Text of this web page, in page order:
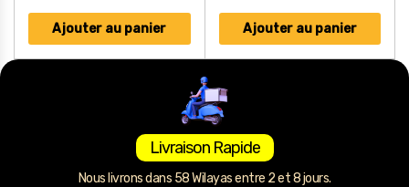
Ajouter au panier Ajouter au panier
Livraison Rapide
Nous livrons dans 58 Wilayas entre 2 et 8 jours.